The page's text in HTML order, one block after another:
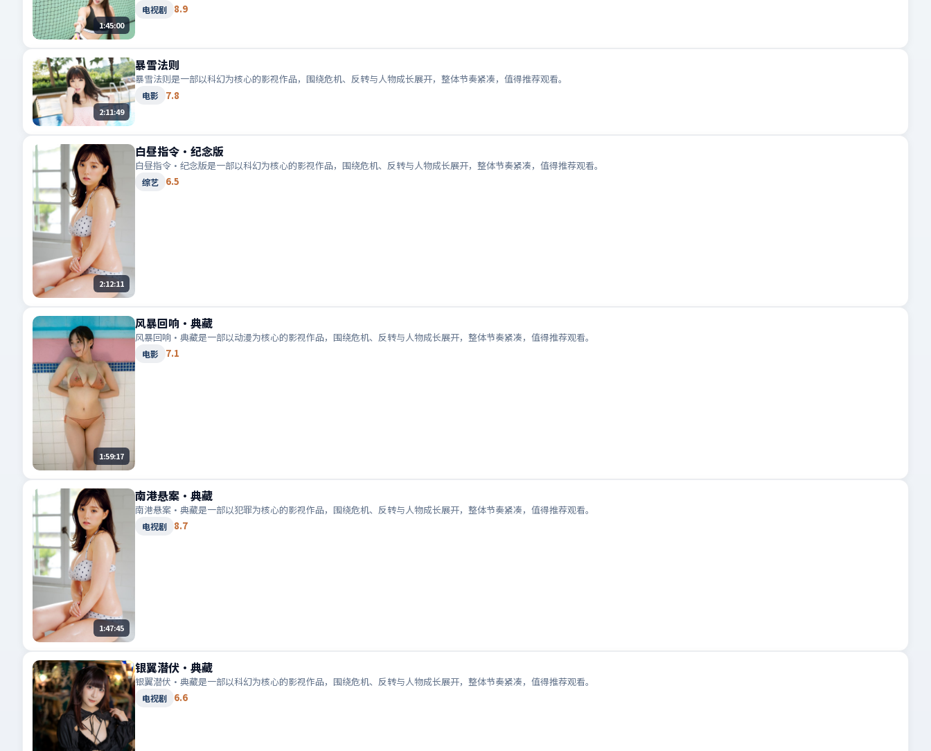
1:45:00
电视剧 8.9
2:11:49
暴雪法则
暴雪法则是一部以科幻为核心的影视作品，围绕危机、反转与人物成长展开，整体节奏紧凑，值得推荐观看。
电影 7.8
2:12:11
白昼指令·纪念版
白昼指令·纪念版是一部以科幻为核心的影视作品，围绕危机、反转与人物成长展开，整体节奏紧凑，值得推荐观看。
综艺 6.5
1:59:17
风暴回响·典藏
风暴回响·典藏是一部以动漫为核心的影视作品，围绕危机、反转与人物成长展开，整体节奏紧凑，值得推荐观看。
电影 7.1
1:47:45
南港悬案·典藏
南港悬案·典藏是一部以犯罪为核心的影视作品，围绕危机、反转与人物成长展开，整体节奏紧凑，值得推荐观看。
电视剧 8.7
银翼潜伏·典藏
银翼潜伏·典藏是一部以科幻为核心的影视作品，围绕危机、反转与人物成长展开，整体节奏紧凑，值得推荐观看。
电视剧 6.6